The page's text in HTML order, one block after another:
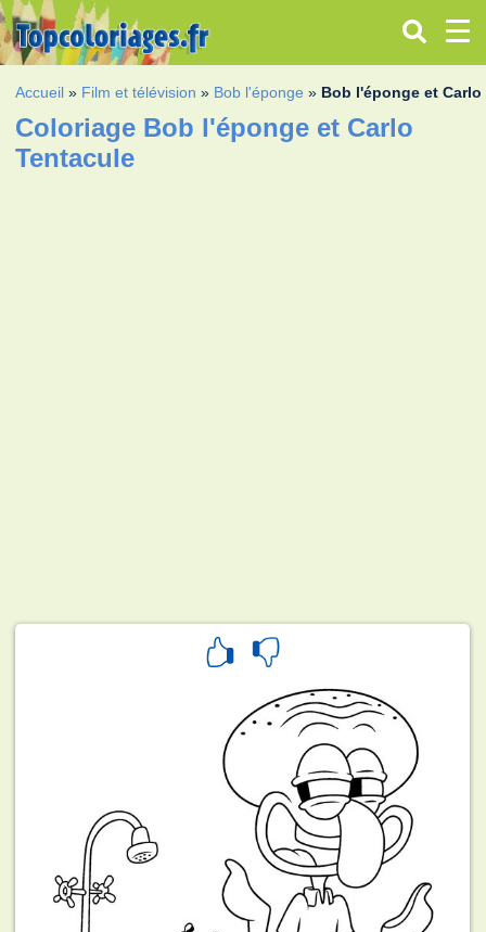
Accueil » Film et télévision » Bob l'éponge » Bob l'éponge et Carlo
Coloriage Bob l'éponge et Carlo
Tentacule